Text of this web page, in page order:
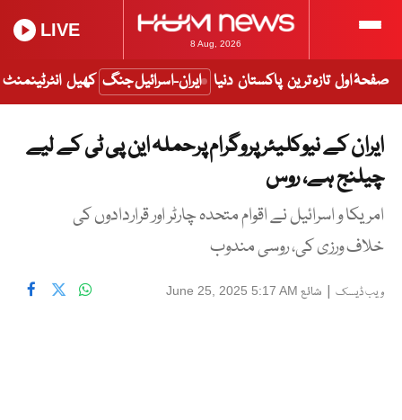
8 Aug, 2026
LIVE
صفحۂ اول تازہ ترین پاکستان دنیا ایران-اسرائیل جنگ کھیل انٹرٹینمنٹ
ایران کے نیوکلیئر پروگرام پرحملہ این پی ٹی کے لیے
چیلنج ہے، روس
امریکا و اسرائیل نے اقوام متحدہ چارٹر اور قراردادوں کی
خلاف ورزی کی، روسی مندوب
ویب ڈیسک | شائع June 25, 2025 5:17 AM